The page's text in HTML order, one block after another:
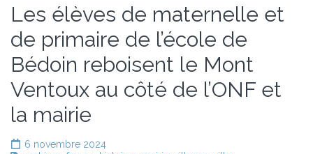
Les élèves de maternelle et
de primaire de l’école de
Bédoin reboisent le Mont
Ventoux au côté de l’ONF et
la mairie
6 novembre 2024